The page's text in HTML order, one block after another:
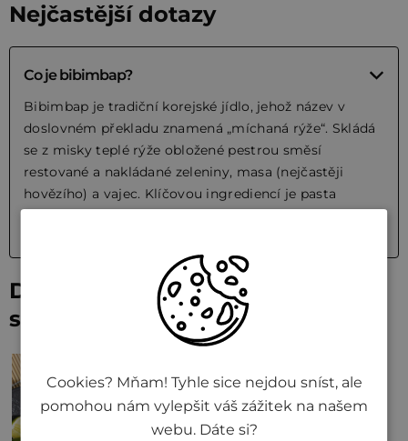
Nejčastější dotazy
Co je bibimbap?
Bibimbap je tradiční korejské jídlo, jehož název v
doslovném překladu znamená „míchaná rýže“. Skládá
se z misky teplé rýže obložené pestrou směsí
restované a nakládané zeleniny, masa (nejčastěji
hovězího) a vajec. Klíčovou ingrediencí je pasta
Další recepty
s rýží
Cookies? Mňam! Tyhle sice nejdou sníst, ale
pomohou nám vylepšit váš zážitek na našem
webu. Dáte si?